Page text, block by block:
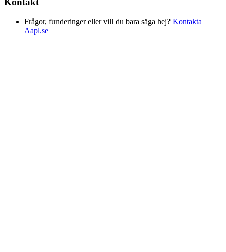
Frågor, funderinger eller vill du bara säga hej? Kontakta
Aapl.se